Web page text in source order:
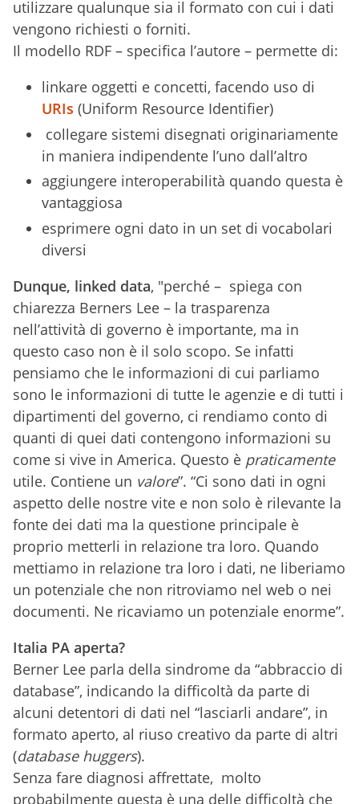
utilizzare qualunque sia il formato con cui i dati
vengono richiesti o forniti.
Il modello RDF – specifica l’autore – permette di:
linkare oggetti e concetti, facendo uso di
URIs (Uniform Resource Identifier)
collegare sistemi disegnati originariamente
in maniera indipendente l’uno dall’altro
aggiungere interoperabilità quando questa è
vantaggiosa
esprimere ogni dato in un set di vocabolari
diversi
Dunque, linked data, "perché – spiega con
chiarezza Berners Lee – la trasparenza
nell’attività di governo è importante, ma in
questo caso non è il solo scopo. Se infatti
pensiamo che le informazioni di cui parliamo
sono le informazioni di tutte le agenzie e di tutti i
dipartimenti del governo, ci rendiamo conto di
quanti di quei dati contengono informazioni su
come si vive in America. Questo è praticamente
utile. Contiene un valore”. “Ci sono dati in ogni
aspetto delle nostre vite e non solo è rilevante la
fonte dei dati ma la questione principale è
proprio metterli in relazione tra loro. Quando
mettiamo in relazione tra loro i dati, ne liberiamo
un potenziale che non ritroviamo nel web o nei
documenti. Ne ricaviamo un potenziale enorme”.
Italia PA aperta?
Berner Lee parla della sindrome da “abbraccio di
database”, indicando la difficoltà da parte di
alcuni detentori di dati nel “lasciarli andare”, in
formato aperto, al riuso creativo da parte di altri
(database huggers).
Senza fare diagnosi affrettate, molto
probabilmente questa è una delle difficoltà che